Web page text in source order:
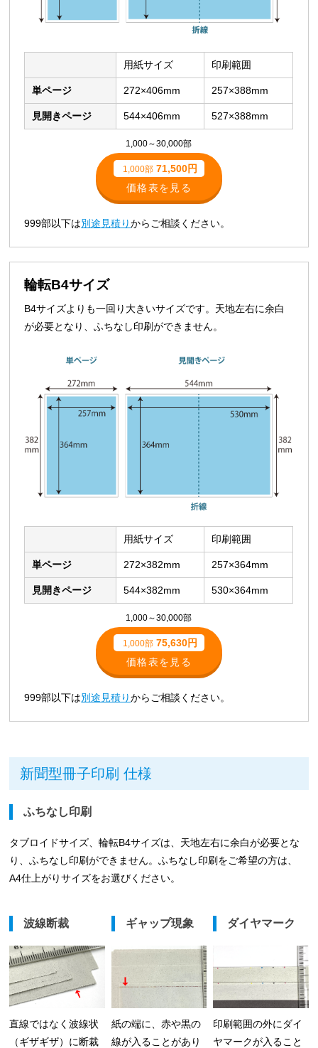
用紙サイズ 印刷範囲
単ページ 272×406mm 257×388mm
見開きページ 544×406mm 527×388mm
1,000～30,000部
1,000部71,500円
価格表を見る
999部以下は別途見積りからご相談ください。
輪転B4サイズ
B4サイズよりも一回り大きいサイズです。天地左右に余白
が必要となり、ふちなし印刷ができません。
用紙サイズ 印刷範囲
単ページ 272×382mm 257×364mm
見開きページ 544×382mm 530×364mm
1,000～30,000部
1,000部75,630円
価格表を見る
999部以下は別途見積りからご相談ください。
新聞型冊子印刷 仕様
ふちなし印刷
タブロイドサイズ、輪転B4サイズは、天地左右に余白が必要とな
り、ふちなし印刷ができません。ふちなし印刷をご希望の方は、
A4仕上がりサイズをお選びください。
波線断裁
直線ではなく波線状
（ギザギザ）に断裁
ギャップ現象
紙の端に、赤や黒の
線が入ることがあり
ダイヤマーク
印刷範囲の外にダイ
ヤマークが入ること